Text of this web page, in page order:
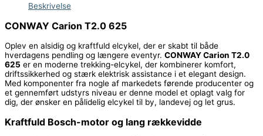
Beskrivelse
CONWAY Carion T2.0 625
Oplev en alsidig og kraftfuld elcykel, der er skabt til både
hverdagens pendling og længere eventyr. CONWAY Carion T2.0
625 er en moderne trekking-elcykel, der kombinerer komfort,
driftssikkerhed og stærk elektrisk assistance i et elegant design.
Med komponenter fra nogle af markedets førende producenter og
et gennemført udstyrs niveau er denne model et oplagt valg for
dig, der ønsker en pålidelig elcykel til by, landevej og let grus.
Kraftfuld Bosch-motor og lang rækkevidde